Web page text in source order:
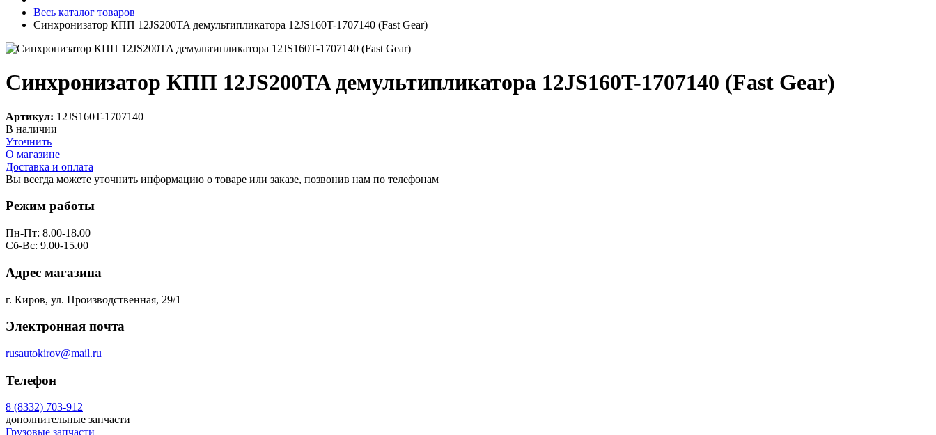
Весь каталог товаров
Синхронизатор КПП 12JS200TA демультипликатора 12JS160T-1707140 (Fast Gear)
Синхронизатор КПП 12JS200TA демультипликатора 12JS160T-1707140 (Fast Gear)
Артикул: 12JS160T-1707140
В наличии
Уточнить
О магазине
Доставка и оплата
Вы всегда можете уточнить информацию о товаре или заказе, позвонив нам по телефонам
Режим работы
Пн-Пт: 8.00-18.00
Сб-Вс: 9.00-15.00
Адрес магазина
г. Киров, ул. Производственная, 29/1
Электронная почта
rusautokirov@mail.ru
Телефон
8 (8332) 703-912
дополнительные запчасти
Грузовые запчасти